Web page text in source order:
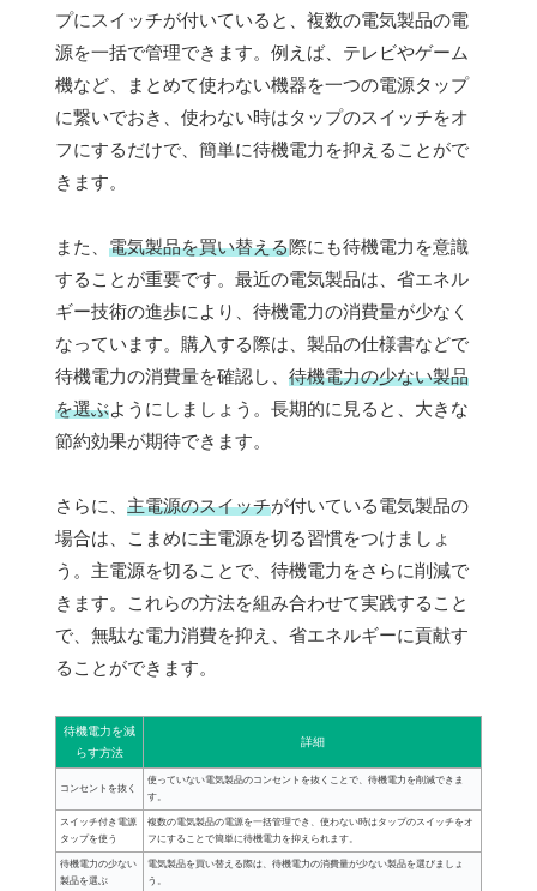
プにスイッチが付いていると、複数の電気製品の電
源を一括で管理できます。例えば、テレビやゲーム
機など、まとめて使わない機器を一つの電源タップ
に繋いでおき、使わない時はタップのスイッチをオ
フにするだけで、簡単に待機電力を抑えることがで
きます。
また、 電気製品を買い替える際にも待機電力を意識
することが重要です。最近の電気製品は、省エネル
ギー技術の進歩により、待機電力の消費量が少なく
なっています。購入する際は、製品の仕様書などで
待機電力の消費量を確認し、 待機電力の少ない製品
を選ぶようにしましょう。長期的に見ると、大きな
節約効果が期待できます。
さらに、 主電源のスイッチが付いている電気製品の
場合は、こまめに主電源を切る習慣をつけましょ
う。主電源を切ることで、待機電力をさらに削減で
きます。これらの方法を組み合わせて実践すること
で、無駄な電力消費を抑え、省エネルギーに貢献す
ることができます。
待機電力を減
らす方法
詳細
コンセントを抜く
使っていない電気製品のコンセントを抜くことで、待機電力を削減できま
す。
スイッチ付き電源
タップを使う
複数の電気製品の電源を一括管理でき、使わない時はタップのスイッチをオ
フにすることで簡単に待機電力を抑えられます。
待機電力の少ない
製品を選ぶ
電気製品を買い替える際は、待機電力の消費量が少ない製品を選びましょ
う。